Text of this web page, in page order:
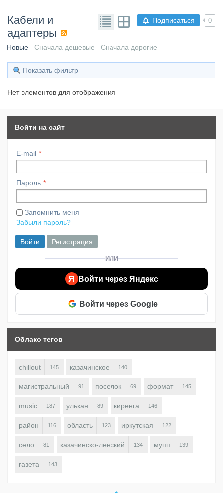
Подписаться 0
Кабели и
адаптеры
Новые Сначала дешевые Сначала дорогие
Показать фильтр
Нет элементов для отображения
Войти на сайт
E-mail
Пароль
Запомнить меня
Забыли пароль?
Войти Регистрация
ИЛИ
Я Войти через Яндекс
Войти через Google
Облако тегов
chillout 145 казачинское 140
магистральный 91 поселок 69 формат 145
music 187 улькан 89 киренга 146
район 116 область 123 иркутская 122
село 81 казачинско-ленский 134 мупп 139
газета 143